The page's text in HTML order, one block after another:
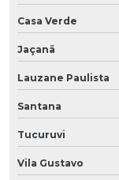
Casa Verde
Jaçanã
Lauzane Paulista
Santana
Tucuruvi
Vila Gustavo